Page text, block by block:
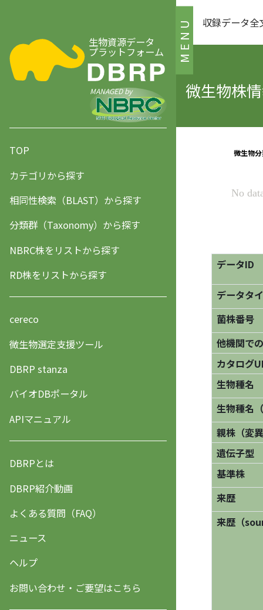
MENU
生物資源データ
プラットフォーム
MANAGED by
TOP
カテゴリから探す
相同性検索（BLAST）から探す
分類群（Taxonomy）から探す
NBRC株をリストから探す
RD株をリストから探す
cereco
微生物選定支援ツール
DBRP stanza
バイオDBポータル
APIマニュアル
DBRPとは
DBRP紹介動画
よくある質問（FAQ）
ニュース
ヘルプ
お問い合わせ・ご要望はこちら
収録データ全
微生物株
データID
データタ
菌株番号
他機関で
カタログ
生物種名
生物種名
親株（変
遺伝子型
基準株
来歴
来歴（